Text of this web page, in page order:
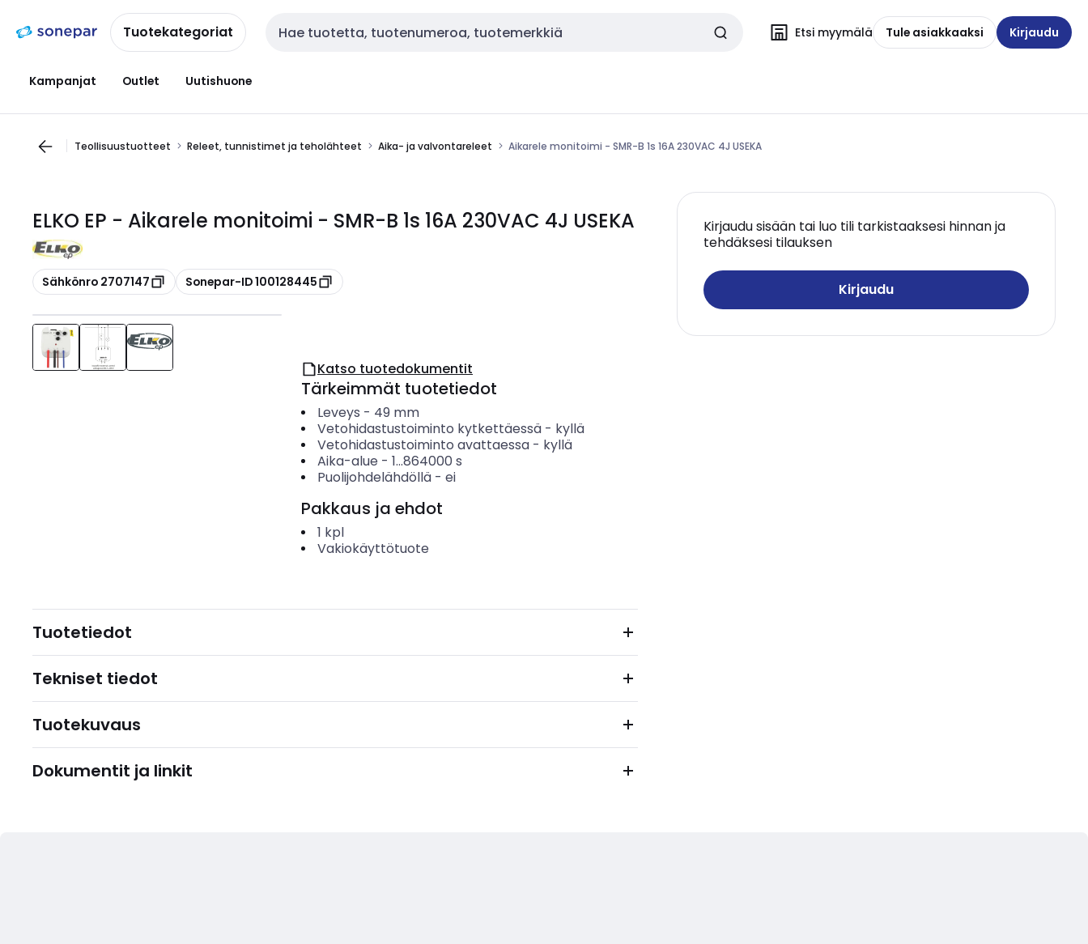
navigointiinsisältöönTuotekategoriat Haku Etsi myymälä Tule asiakkaaksi Kirjaudu
Kampanjat Outlet Uutishuone
Teollisuustuotteet Releet, tunnistimet ja teholähteet Aika- ja valvontareleet Aikarele monitoimi - SMR-B 1s 16A 230VAC 4J USEKA
ELKO EP - Aikarele monitoimi - SMR-B 1s 16A 230VAC 4J USEKA
Kopioi
Sähkönro 2707147 Kopioi
Sonepar-ID 100128445
Kirjaudu sisään tai luo tili tarkistaaksesi hinnan ja
tehdäksesi tilauksen
Kirjaudu
Katso tuotedokumentit
Tärkeimmät tuotetiedot
Leveys - 49 mm
Vetohidastustoiminto kytkettäessä- kyllä
Vetohidastustoiminto avattaessa- kyllä
Aika-alue - 1...864000 s
Puolijohdelähdöllä- ei
Pakkaus ja ehdot
1 kpl
Vakiokäyttötuote
Tuotetiedot
Tekniset tiedot
Tuotekuvaus
Dokumentit ja linkit